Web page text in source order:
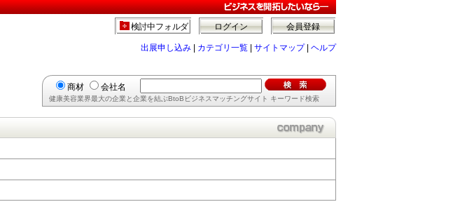
会員登録
ログイン
検討中フォルダ
出展申し込み カテゴリ一覧 サイトマップ| ヘルプ
商材 会社名
健康美容業界最大の企業と企業を結ぶBtoBビジネスマッチングサイト キーワード検索